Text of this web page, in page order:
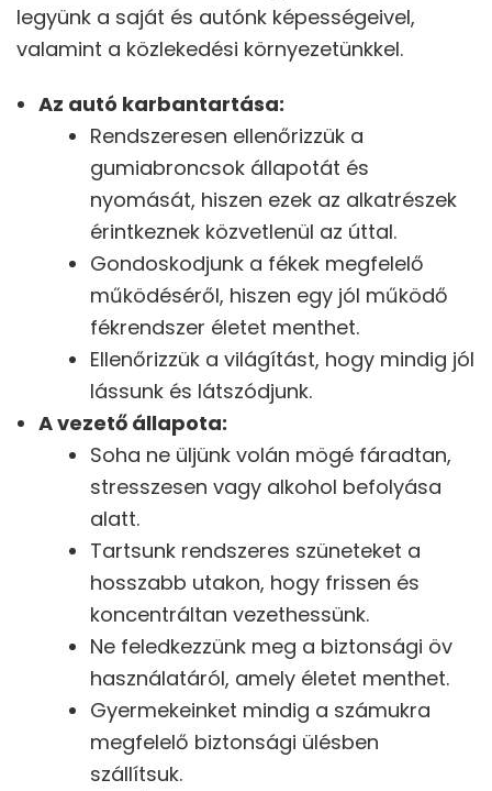
legyünk a saját és autónk képességeivel,
valamint a közlekedési környezetünkkel.
Az autó karbantartása:
Rendszeresen ellenőrizzük a
gumiabroncsok állapotát és
nyomását, hiszen ezek az alkatrészek
érintkeznek közvetlenül az úttal.
Gondoskodjunk a fékek megfelelő
működéséről, hiszen egy jól működő
fékrendszer életet menthet.
Ellenőrizzük a világítást, hogy mindig jól
lássunk és látszódjunk.
A vezető állapota:
Soha ne üljünk volán mögé fáradtan,
stresszesen vagy alkohol befolyása
alatt.
Tartsunk rendszeres szüneteket a
hosszabb utakon, hogy frissen és
koncentráltan vezethessünk.
Ne feledkezzünk meg a biztonsági öv
használatáról, amely életet menthet.
Gyermekeinket mindig a számukra
megfelelő biztonsági ülésben
szállítsuk.